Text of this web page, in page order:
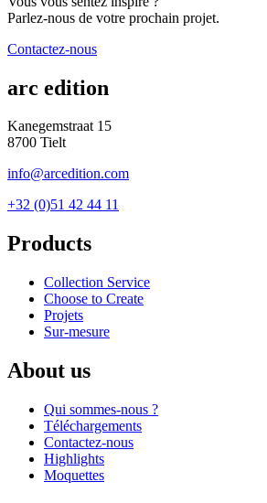
Parlez-nous de votre prochain projet.
Contactez-nous
arc edition
Kanegemstraat 15
8700 Tielt
info@arcedition.com
+32 (0)51 42 44 11
Products
Collection Service
Choose to Create
Projets
Sur-mesure
About us
Qui sommes-nous ?
Téléchargements
Contactez-nous
Highlights
Moquettes